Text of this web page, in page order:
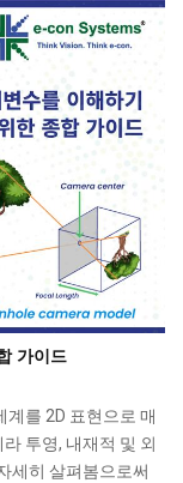
가이드
계를 2D 표현으로 매
투영, 내재적 및 외
세히 살펴봄으로써